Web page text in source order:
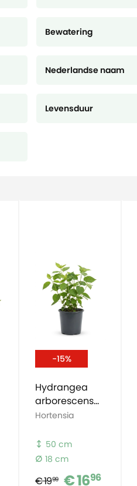
Bewatering
Nederlandse naam
Levensduur
-15%
Hydrangea
arborescens
Strong
Hortensia
50 cm
18 cm
€ 1999 € 1696